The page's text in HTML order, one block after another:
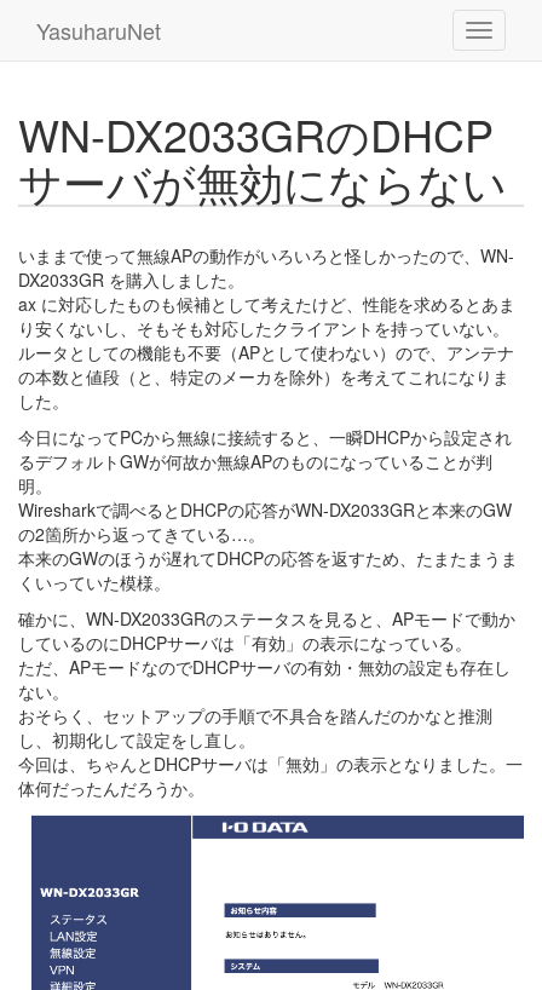
YasuharuNet
WN-DX2033GRのDHCP
サーバが無効にならない
いままで使って無線APの動作がいろいろと怪しかったので、WN-
DX2033GR を購入しました。
ax に対応したものも候補として考えたけど、性能を求めるとあま
り安くないし、そもそも対応したクライアントを持っていない。
ルータとしての機能も不要（APとして使わない）ので、アンテナ
の本数と値段（と、特定のメーカを除外）を考えてこれになりま
した。
今日になってPCから無線に接続すると、一瞬DHCPから設定され
るデフォルトGWが何故か無線APのものになっていることが判
明。
Wiresharkで調べるとDHCPの応答がWN-DX2033GRと本来のGW
の2箇所から返ってきている…。
本来のGWのほうが遅れてDHCPの応答を返すため、たまたまうま
くいっていた模様。
確かに、WN-DX2033GRのステータスを見ると、APモードで動か
しているのにDHCPサーバは「有効」の表示になっている。
ただ、APモードなのでDHCPサーバの有効・無効の設定も存在し
ない。
おそらく、セットアップの手順で不具合を踏んだのかなと推測
し、初期化して設定をし直し。
今回は、ちゃんとDHCPサーバは「無効」の表示となりました。一
体何だったんだろうか。